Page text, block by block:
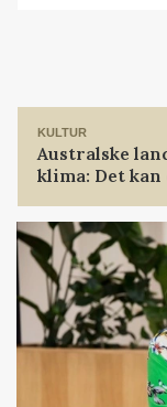
KULTUR
Australske
klima: Det